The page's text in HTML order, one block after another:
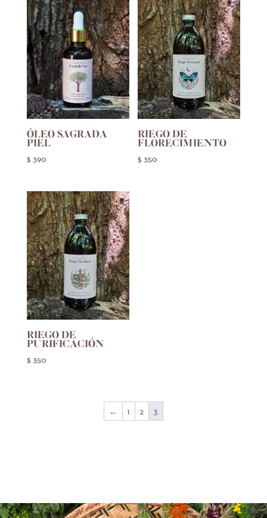
ÓLEO SAGRADA
PIEL
$ 390
RIEGO DE
FLORECIMIENTO
$ 350
RIEGO DE
PURIFICACIÓN
$ 350
← 1 2 3